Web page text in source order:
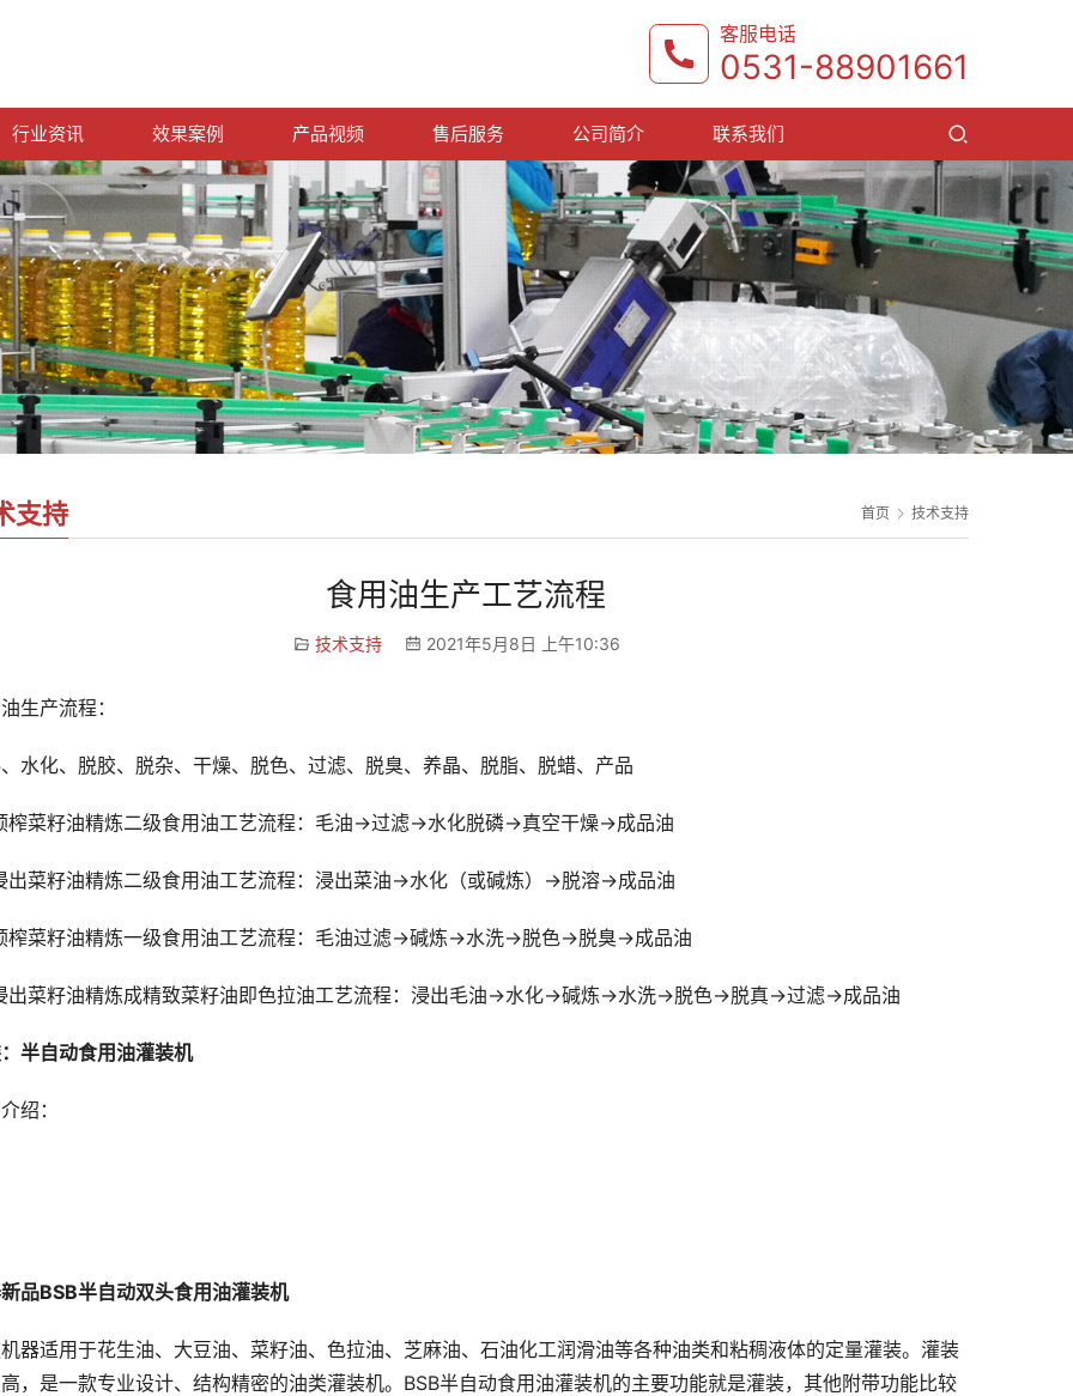
客服电话
0531-88901661
行业资讯 效果案例 产品视频 售后服务 公司简介 联系我们
首页 技术支持
支持
食用油生产工艺流程
技术支持 2021年5月8日 上午10:36
生产流程：
水化、脱胶、脱杂、干燥、脱色、过滤、脱臭、养晶、脱脂、脱蜡、产品
菜籽油精炼二级食用油工艺流程：毛油→过滤→水化脱磷→真空干燥→成品油
菜籽油精炼二级食用油工艺流程：浸出菜油→水化（或碱炼）→脱溶→成品油
菜籽油精炼一级食用油工艺流程：毛油过滤→碱炼→水洗→脱色→脱臭→成品油
菜籽油精炼成精致菜籽油即色拉油工艺流程：浸出毛油→水化→碱炼→水洗→脱色→脱真→过滤→成品油
半自动食用油灌装机
绍：
品BSB半自动双头食用油灌装机
器适用于花生油、大豆油、菜籽油、色拉油、芝麻油、石油化工润滑油等各种油类和粘稠液体的定量灌装。灌装
，是一款专业设计、结构精密的油类灌装机。BSB半自动食用油灌装机的主要功能就是灌装，其他附带功能比较